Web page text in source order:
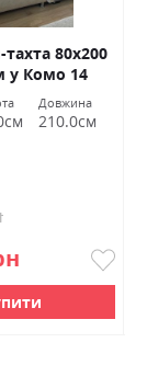
80х200
у Комо 14
Довжина
210.0см